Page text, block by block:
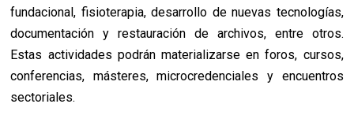
fundacional, fisioterapia, desarrollo de nuevas tecnologías,
documentación y restauración de archivos, entre otros.
Estas actividades podrán materializarse en foros, cursos,
conferencias, másteres, microcredenciales y encuentros
sectoriales.